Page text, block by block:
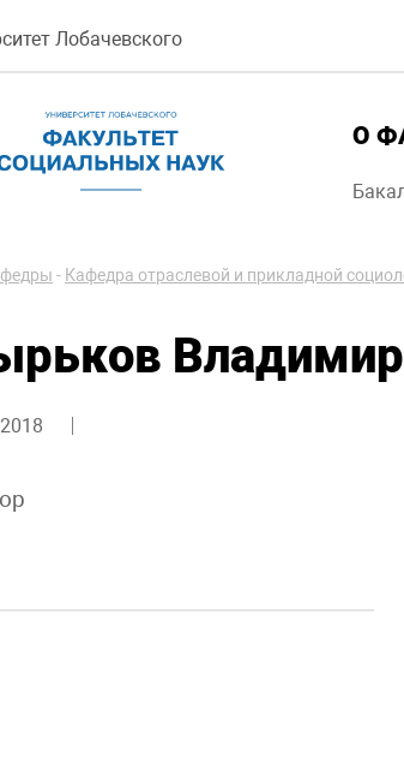
Лобачевского
О
- Кафедра отраслевой и прикладной